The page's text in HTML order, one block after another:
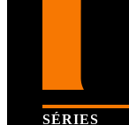
SÉRIES